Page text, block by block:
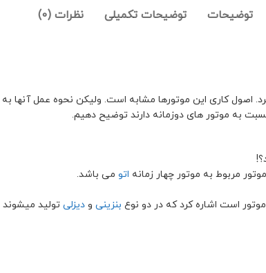
توضیحات توضیحات تکمیلی نظرات (0)
اصول کاری این موتورها مشابه است. ولیکن نحوه عمل آنها
به موتور های دوزمانه دارند توضیح دهیم.
مربوط به موتور چهار زمانه اتو می باشد.
است اشاره کرد که در دو نوع بنزینی و دیزلی تولید میشوند